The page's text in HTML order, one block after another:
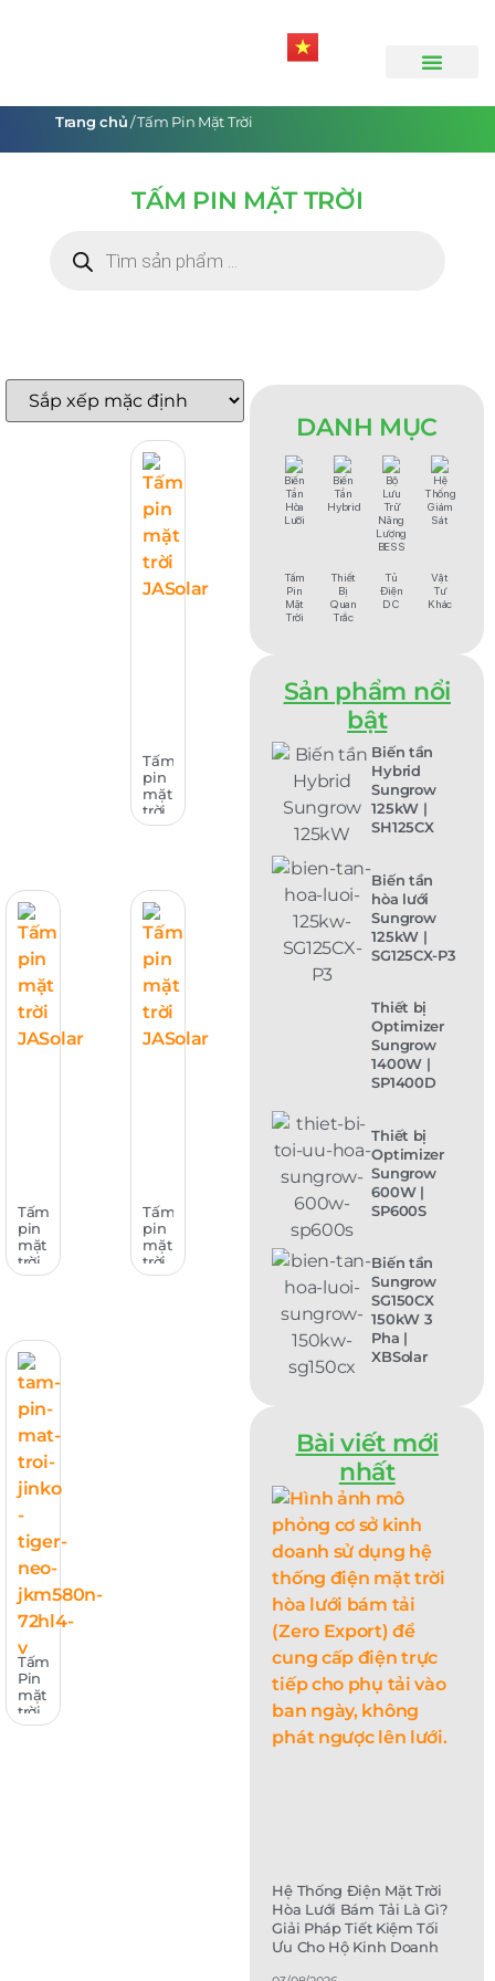
Trang chủ / Tấm Pin Mặt Trời
TẤM PIN MẶT TRỜI
DANH MỤC
Biến
Tần
Hòa
Lưới
Biến
Tần
Hybrid
Bộ
Lưu
Trữ
Năng
Lượng
BESS
Hệ
Thống
Giám
Sát
Tấm
Pin
Mặt
Trời
Thiết
Bị
Quan
Trắc
Tủ
Điện
DC
Vật
Tư
Khác
Sản phẩm nổi
bật
Biến tần
Hybrid
Sungrow
125kW |
SH125CX
Biến tần
hòa lưới
Sungrow
125kW |
SG125CX-P3
Thiết bị
Optimizer
Sungrow
1400W |
SP1400D
Thiết bị
Optimizer
Sungrow
600W |
SP600S
Biến tần
Sungrow
SG150CX
150kW 3
Pha |
XBSolar
Bài viết mới
nhất
Hệ Thống Điện Mặt Trời
Hòa Lưới Bám Tải Là Gì?
Giải Pháp Tiết Kiệm Tối
Ưu Cho Hộ Kinh Doanh
Tấm
pin
mặt
trời
JASolar
JAM66D45
LB
Series
Tấm
pin
mặt
trời
JASolar
JAM72D42
LB
Series
Tấm
pin
mặt
trời
JASolar
Tấm
Pin
mặt
trời
Jinko